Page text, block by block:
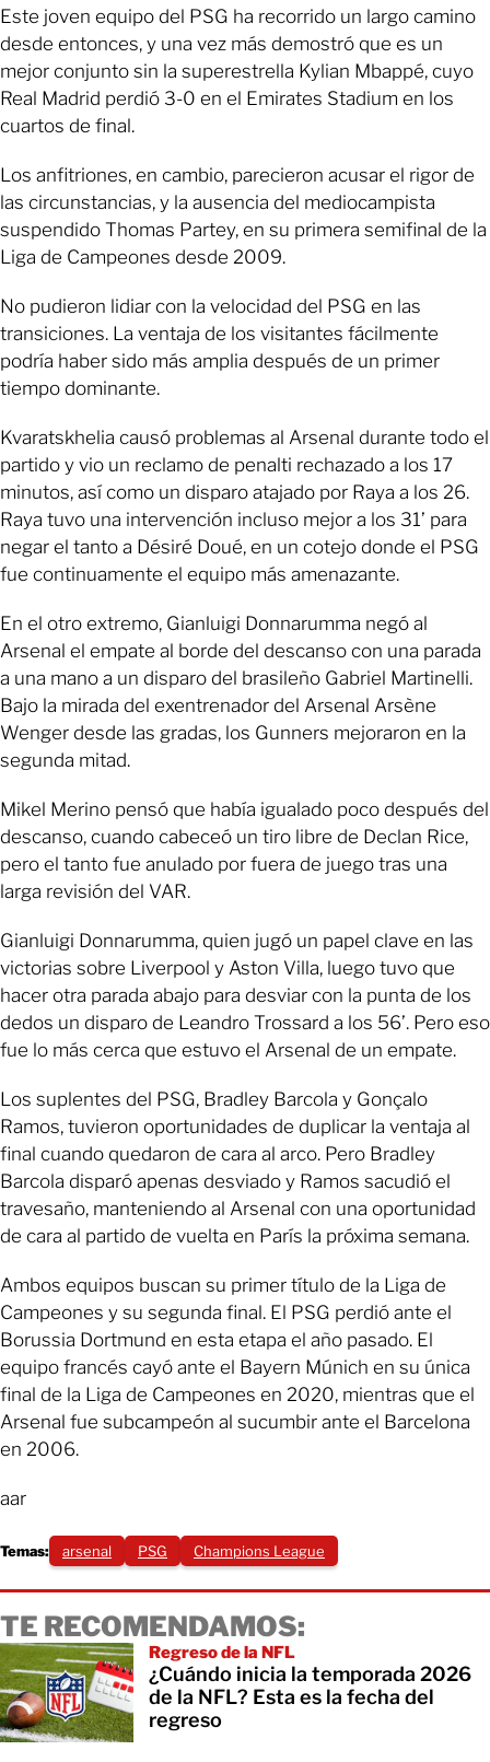
Este joven equipo del PSG ha recorrido un largo camino
desde entonces, y una vez más demostró que es un
mejor conjunto sin la superestrella Kylian Mbappé, cuyo
Real Madrid perdió 3-0 en el Emirates Stadium en los
cuartos de final.
Los anfitriones, en cambio, parecieron acusar el rigor de
las circunstancias, y la ausencia del mediocampista
suspendido Thomas Partey, en su primera semifinal de la
Liga de Campeones desde 2009.
No pudieron lidiar con la velocidad del PSG en las
transiciones. La ventaja de los visitantes fácilmente
podría haber sido más amplia después de un primer
tiempo dominante.
Kvaratskhelia causó problemas al Arsenal durante todo el
partido y vio un reclamo de penalti rechazado a los 17
minutos, así como un disparo atajado por Raya a los 26.
Raya tuvo una intervención incluso mejor a los 31’ para
negar el tanto a Désiré Doué, en un cotejo donde el PSG
fue continuamente el equipo más amenazante.
En el otro extremo, Gianluigi Donnarumma negó al
Arsenal el empate al borde del descanso con una parada
a una mano a un disparo del brasileño Gabriel Martinelli.
Bajo la mirada del exentrenador del Arsenal Arsène
Wenger desde las gradas, los Gunners mejoraron en la
segunda mitad.
Mikel Merino pensó que había igualado poco después del
descanso, cuando cabeceó un tiro libre de Declan Rice,
pero el tanto fue anulado por fuera de juego tras una
larga revisión del VAR.
Gianluigi Donnarumma, quien jugó un papel clave en las
victorias sobre Liverpool y Aston Villa, luego tuvo que
hacer otra parada abajo para desviar con la punta de los
dedos un disparo de Leandro Trossard a los 56’. Pero eso
fue lo más cerca que estuvo el Arsenal de un empate.
Los suplentes del PSG, Bradley Barcola y Gonçalo
Ramos, tuvieron oportunidades de duplicar la ventaja al
final cuando quedaron de cara al arco. Pero Bradley
Barcola disparó apenas desviado y Ramos sacudió el
travesaño, manteniendo al Arsenal con una oportunidad
de cara al partido de vuelta en París la próxima semana.
Ambos equipos buscan su primer título de la Liga de
Campeones y su segunda final. El PSG perdió ante el
Borussia Dortmund en esta etapa el año pasado. El
equipo francés cayó ante el Bayern Múnich en su única
final de la Liga de Campeones en 2020, mientras que el
Arsenal fue subcampeón al sucumbir ante el Barcelona
en 2006.
aar
Temas: arsenal PSG Champions League
TE RECOMENDAMOS:
Regreso de la NFL
¿Cuándo inicia la temporada 2026
de la NFL? Esta es la fecha del
regreso